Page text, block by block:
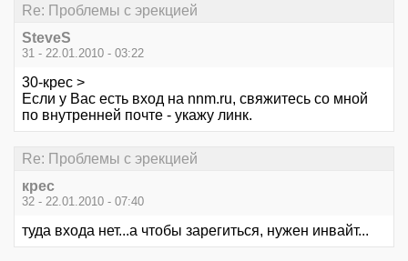
Re: Проблемы с эрекцией
SteveS
31 - 22.01.2010 - 03:22
30-крес >
Если у Вас есть вход на nnm.ru, свяжитесь со мной
по внутренней почте - укажу линк.
Re: Проблемы с эрекцией
крес
32 - 22.01.2010 - 07:40
туда входа нет...а чтобы зарегиться, нужен инвайт...